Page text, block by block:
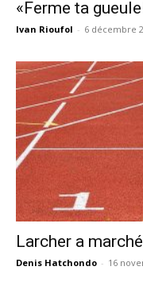
«Ferme ta
Ivan Rioufol - 6 décembre
Larcher a
Denis Hatchondo - 16